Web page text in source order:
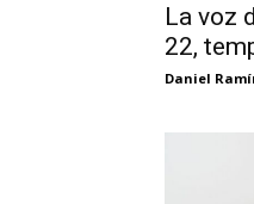
La voz
22,
Daniel